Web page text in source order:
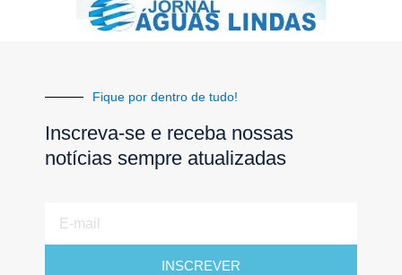
Fique por dentro de tudo!
Inscreva-se e receba nossas
notícias sempre atualizadas
mail
INSCREVER